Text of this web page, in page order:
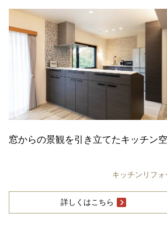
窓からの景観を引き立てたキッチン
キッチンリフォ
詳しくはこちら